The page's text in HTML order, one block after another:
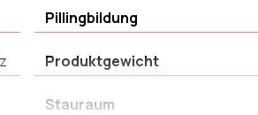
Pillingbildung
Produktgewicht
Stauraum